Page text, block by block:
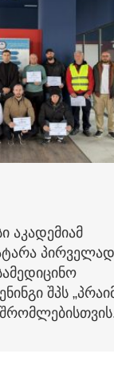
აკადემიამ
შპს